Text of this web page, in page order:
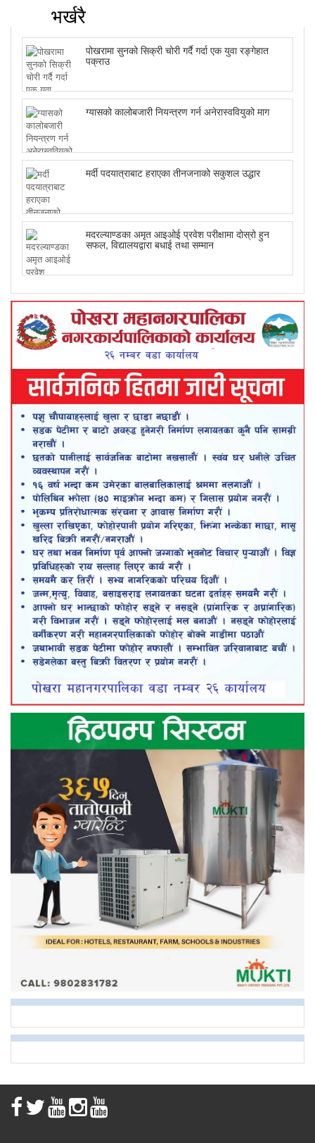
भर्खरै
पोखरामा सुनको सिक्री चोरी गर्दै गर्दा एक युवा रङ्गेहात
पक्राउ
ग्यासको कालोबजारी नियन्त्रण गर्न अनेरास्ववियुको माग
मर्दी पदयात्राबाट हराएका तीनजनाको सकुशल उद्धार
मदरल्याण्डका अमृत आइओई प्रवेश परीक्षामा दोस्रो हुन
सफल, विद्यालयद्वारा बधाई तथा सम्मान